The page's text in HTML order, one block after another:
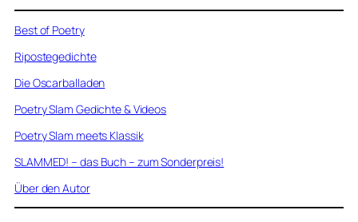
Best of Poetry
Ripostegedichte
Die Oscarballaden
Poetry Slam Gedichte & Videos
Poetry Slam meets Klassik
SLAMMED! – das Buch – zum Sonderpreis!
Über den Autor